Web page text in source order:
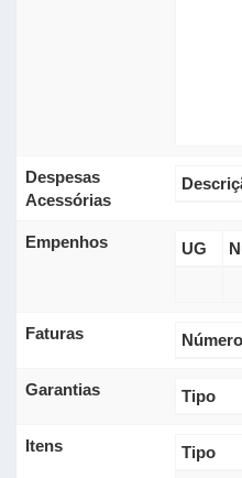
Despesas
Acessórias
Empenhos UG
Faturas Número
Garantias Tipo
Itens Tipo